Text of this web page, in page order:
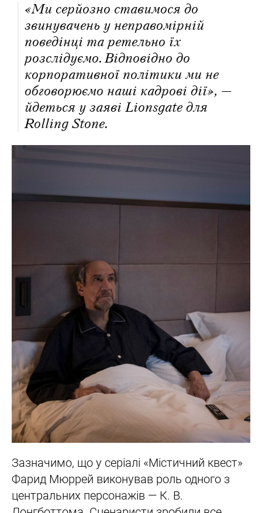
«Ми серйозно ставимося до
звинувачень у неправомірній
поведінці та ретельно їх
розслідуємо. Відповідно до
корпоративної політики ми не
обговорюємо наші кадрові дії», —
йдеться у заяві Lionsgate для
Rolling Stone.
Зазначимо, що у серіалі «Містичний квест»
Фарид Мюррей виконував роль одного з
центральних персонажів — К. В.